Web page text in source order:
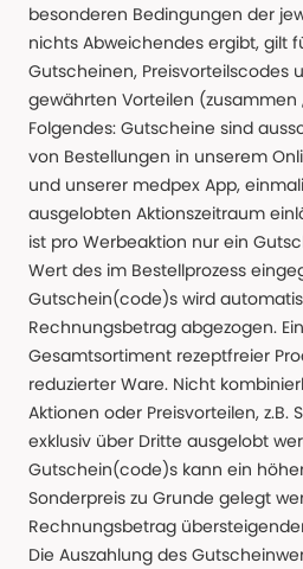
besonderen Bedingungen der
nichts Abweichendes ergibt, gilt
Gutscheinen, Preisvorteilscodes
gewährten Vorteilen (zusammen
Folgendes: Gutscheine sind
von Bestellungen in unserem
und unserer medpex App,
ausgelobten Aktionszeitraum
ist pro Werbeaktion nur ein
Wert des im Bestellprozess
Gutschein(code)s wird
Rechnungsbetrag abgezogen.
Gesamtsortiment rezeptfreier
reduzierter Ware. Nicht
Aktionen oder Preisvorteilen, z.B.
exklusiv über Dritte ausgelobt
Gutschein(code)s kann ein
Sonderpreis zu Grunde gelegt
Rechnungsbetrag
Die Auszahlung des